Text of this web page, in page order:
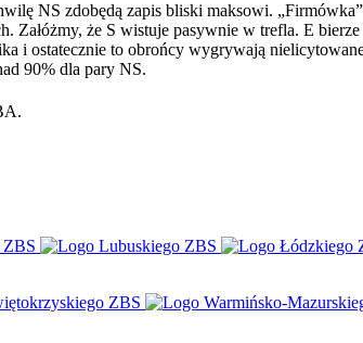
NS zdobędą zapis bliski maksowi.
że S wistuje pasywnie w trefla. E
i ostatecznie to obrońcy wygrywają
90% dla pary NS.